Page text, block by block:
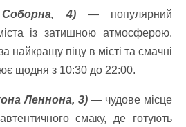
4)— популярний
із затишною атмосферою.
найкращу піцу в місті та смачні
щодня з 10:30 до 22:00.
Леннона, 3)— чудове місце
смаку, де готують